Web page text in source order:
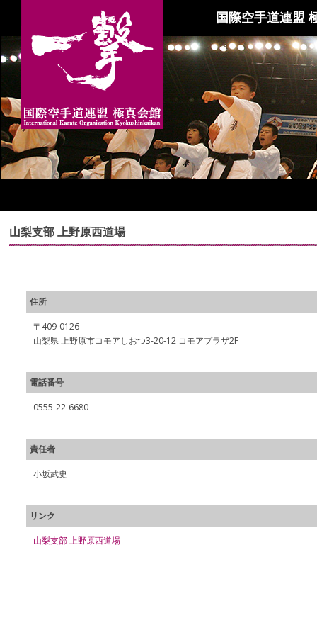
国際空手道連盟
山梨支部 上野原西道場
住所
〒409-0126
山梨県 上野原市コモアしおつ3-20-12 コモアプラザ2F
電話番号
0555-22-6680
責任者
小坂武史
リンク
山梨支部 上野原西道場